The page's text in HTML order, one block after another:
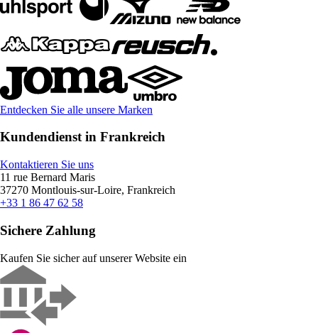
Entdecken Sie alle unsere Marken
Kundendienst in Frankreich
Kontaktieren Sie uns
11 rue Bernard Maris
37270 Montlouis-sur-Loire, Frankreich
+33 1 86 47 62 58
Sichere Zahlung
Kaufen Sie sicher auf unserer Website ein